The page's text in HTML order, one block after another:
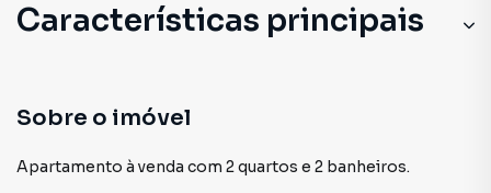
Características principais
Sobre o imóvel
Apartamento à venda com 2 quartos e 2 banheiros.